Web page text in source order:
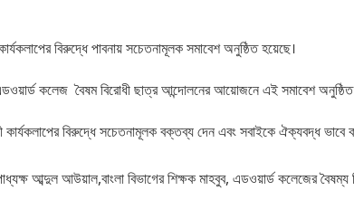
বিরুদ্ধে পাবনায় সচেতনামূলক সমাবেশ অনুষ্ঠিত হয়েছে।
কলেজ বৈষম বিরোধী ছাত্র আন্দোলনের আয়োজনে এই সমাবেশ
কার্যকলাপের বিরুদ্ধে সচেতনামূলক বক্তব্য দেন এবং সবাইকে ঐক্যবদ্ধ
আব্দুল আউয়াল,বাংলা বিভাগের শিক্ষক মাহবুব, এডওয়ার্ড কলেজের